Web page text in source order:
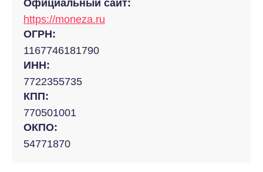
Официальный сайт:
https://moneza.ru
ОГРН:
1167746181790
ИНН:
7722355735
КПП:
770501001
ОКПО:
54771870